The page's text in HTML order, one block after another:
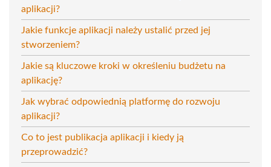
aplikacji?
Jakie funkcje aplikacji należy ustalić przed jej
stworzeniem?
Jakie są kluczowe kroki w określeniu budżetu na
aplikację?
Jak wybrać odpowiednią platformę do rozwoju
aplikacji?
Co to jest publikacja aplikacji i kiedy ją
przeprowadzić?